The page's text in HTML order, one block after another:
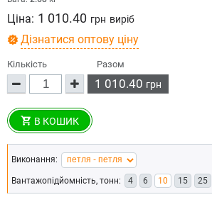
Ціна: 1 010.40 грн виріб
Дізнатися оптову ціну
Кількість Разом
1 010.40 грн
В КОШИК
Виконання:
Вантажопідйомність, тонн: 4 6 10 15 25